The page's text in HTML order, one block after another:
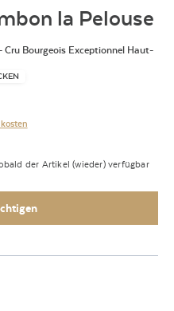
la Pelouse
Bourgeois Exceptionnel Haut-
der Artikel (wieder) verfügbar